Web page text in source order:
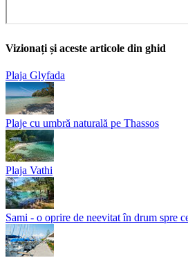
Vizionați și aceste articole din ghid
Plaja Glyfada
Plaje cu umbră naturală pe Thassos
Plaja Vathi
Sami - o oprire de neevitat în drum spre